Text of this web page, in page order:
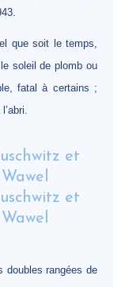
que soit le temps,
soleil de plomb ou
fatal à certains ;
doubles rangées de